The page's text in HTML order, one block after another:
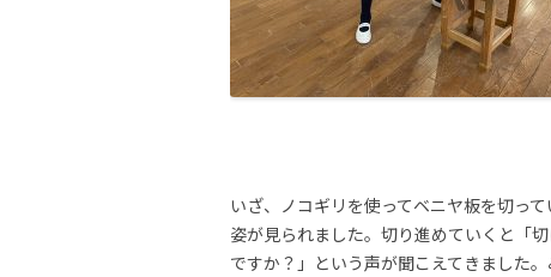
いざ、ノコギリを使ってベニヤ板を切っ
姿が見られました。切り進めていくと「
ですか？」という声が聞こえてきました